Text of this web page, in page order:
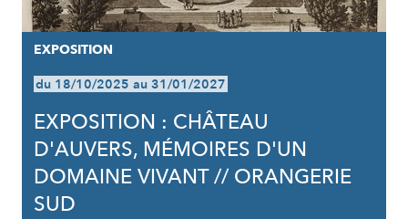
EXPOSITION
du 18/10/2025 au 31/01/2027
EXPOSITION : CHÂTEAU
D'AUVERS, MÉMOIRES D'UN
DOMAINE VIVANT // ORANGERIE
SUD